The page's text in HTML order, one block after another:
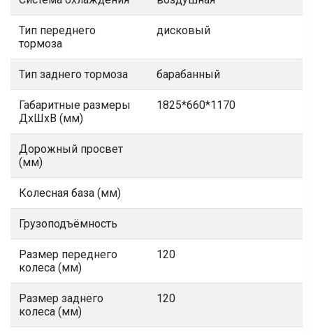
Тип переднего
тормоза
дисковый
Тип заднего тормоза барабанный
Габаритные размеры
ДхШхВ (мм)
1825*660*1170
Дорожный просвет
(мм)
Колесная база (мм)
Грузоподъёмность
Размер переднего
колеса (мм)
120
Размер заднего
колеса (мм)
120